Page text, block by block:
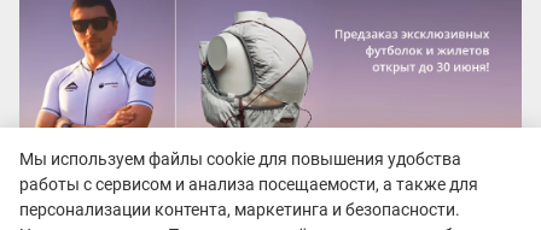
Мы используем файлы cookie для повышения удобства
работы с сервисом и анализа посещаемости, а также для
персонализации контента, маркетинга и безопасности.